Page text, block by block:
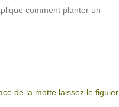
comment planter un
de la motte laissez le figuier